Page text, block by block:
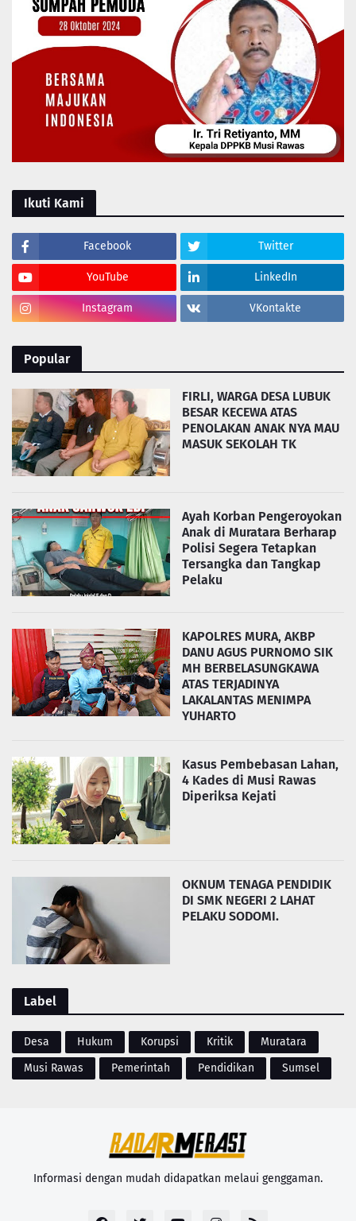
Ikuti Kami
Facebook Twitter
YouTube LinkedIn
Instagram VKontakte
Popular
FIRLI, WARGA DESA LUBUK
BESAR KECEWA ATAS
PENOLAKAN ANAK NYA MAU
MASUK SEKOLAH TK
Ayah Korban Pengeroyokan
Anak di Muratara Berharap
Polisi Segera Tetapkan
Tersangka dan Tangkap
Pelaku
KAPOLRES MURA, AKBP
DANU AGUS PURNOMO SIK
MH BERBELASUNGKAWA
ATAS TERJADINYA
LAKALANTAS MENIMPA
YUHARTO
Kasus Pembebasan Lahan,
4 Kades di Musi Rawas
Diperiksa Kejati
OKNUM TENAGA PENDIDIK
DI SMK NEGERI 2 LAHAT
PELAKU SODOMI.
Label
Desa Hukum Korupsi Kritik
Muratara
Musi Rawas
Pemerintah Pendidikan Sumsel
Informasi dengan mudah didapatkan melaui genggaman.